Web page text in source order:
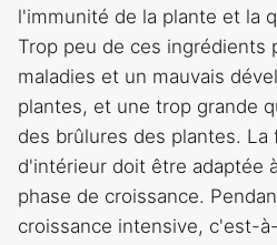
l'immunité de la plante et la
Trop peu de ces ingrédients
maladies et un mauvais
plantes, et une trop grande
des brûlures des plantes.
d'intérieur doit être adaptée
phase de croissance.
croissance intensive, c'est-